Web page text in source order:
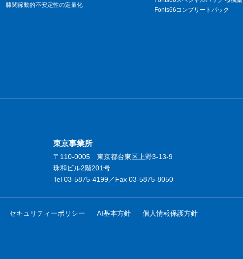
膝関節動的不安定性の定量化
Fonts66コンプリートパック
東京事業所
〒110-0005 東京都台東区上野3-13-9
珠和ビル2階201号
Tel 03-5875-4199／Fax 03-5875-8050
セキュリティーポリシー AI基本方針 個人情報保護方針